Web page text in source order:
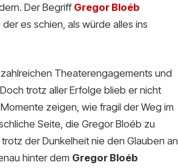
Der Begriff Gregor Bloéb
es schien, als würde alles ins
Theaterengagements und
trotz aller Erfolge blieb er nicht
zeigen, wie fragil der Weg im
Seite, die Gregor Bloéb zu
der Dunkelheit nie den Glauben an
hinter dem Gregor Bloéb